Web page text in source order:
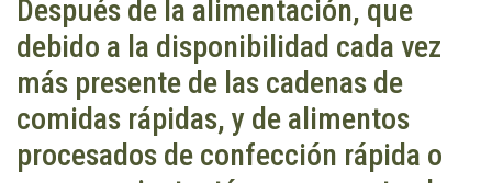
Después de la alimentación, que
debido a la disponibilidad cada vez
más presente de las cadenas de
comidas rápidas, y de alimentos
procesados de confección rápida o